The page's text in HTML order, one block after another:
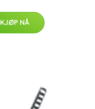
KJØP NÅ